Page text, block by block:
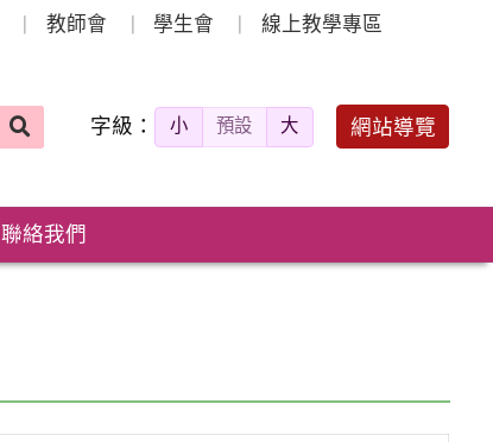
教師會 學生會 線上教學專區
字級： 小 預設 大 網站導覽
聯絡我們